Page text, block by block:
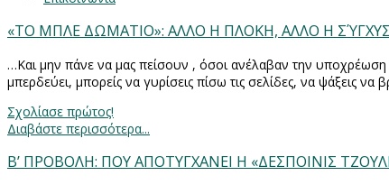
«ΤΟ ΜΠΛΕ ΔΩΜΑΤΙΟ»: ΑΛΛΟ Η ΠΛΟΚΗ, ΑΛΛΟ Η
…Και μην πάνε να μας πείσουν , όσοι ανέλαβαν την υποχρέωση
μπερδεύει, μπορείς να γυρίσεις πίσω τις σελίδες, να ψάξεις
Σχολίασε πρώτος!
Διαβάστε περισσότερα...
Β’ ΠΡΟΒΟΛΗ: ΠΟΥ ΑΠΟΤΥΓΧΑΝΕΙ Η «ΔΕΣΠΟΙΝΙΣ